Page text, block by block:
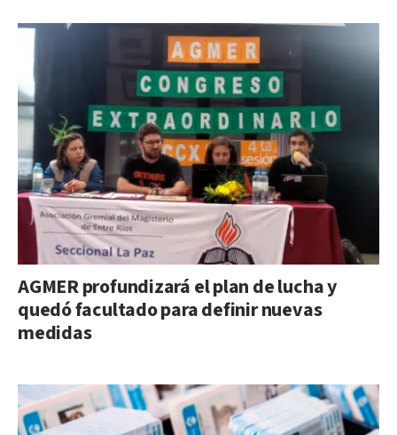
AGMER profundizará el plan de lucha y
quedó facultado para definir nuevas
medidas